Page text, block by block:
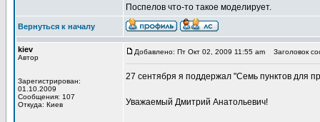
Поспелов что-то такое моделирует.
Вернуться к началу
kiev
Автор
Зарегистрирован:
01.10.2009
Сообщения: 107
Откуда: Киев
Добавлено: Пт Окт 02, 2009 11:55 am Заголовок
27 сентября я поддержал "Семь пунктов для
Уважаемый Дмитрий Анатольевич!